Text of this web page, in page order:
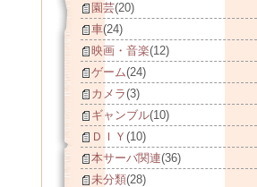
園芸(20)
車(24)
映画・音楽(12)
ゲーム(24)
カメラ(3)
ギャンブル(10)
ＤＩＹ (10)
本サーバ関連(36)
未分類(28)